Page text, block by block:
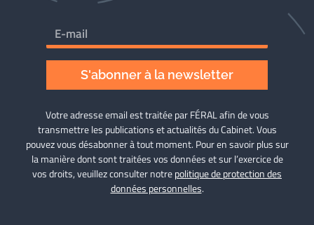
S'abonner à la newsletter
Votre adresse email est traitée par FÉRAL afin de vous
transmettre les publications et actualités du Cabinet. Vous
pouvez vous désabonner à tout moment. Pour en savoir plus sur
la manière dont sont traitées vos données et sur l’exercice de
vos droits, veuillez consulter notrepolitique de protection des
données personnelles.